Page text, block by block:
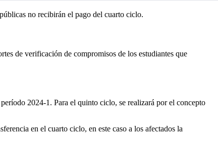
no recibirán el pago del cuarto ciclo.
de verificación de compromisos de los estudiantes que
2024-1. Para el quinto ciclo, se realizará por el concepto
en el cuarto ciclo, en este caso a los afectados la